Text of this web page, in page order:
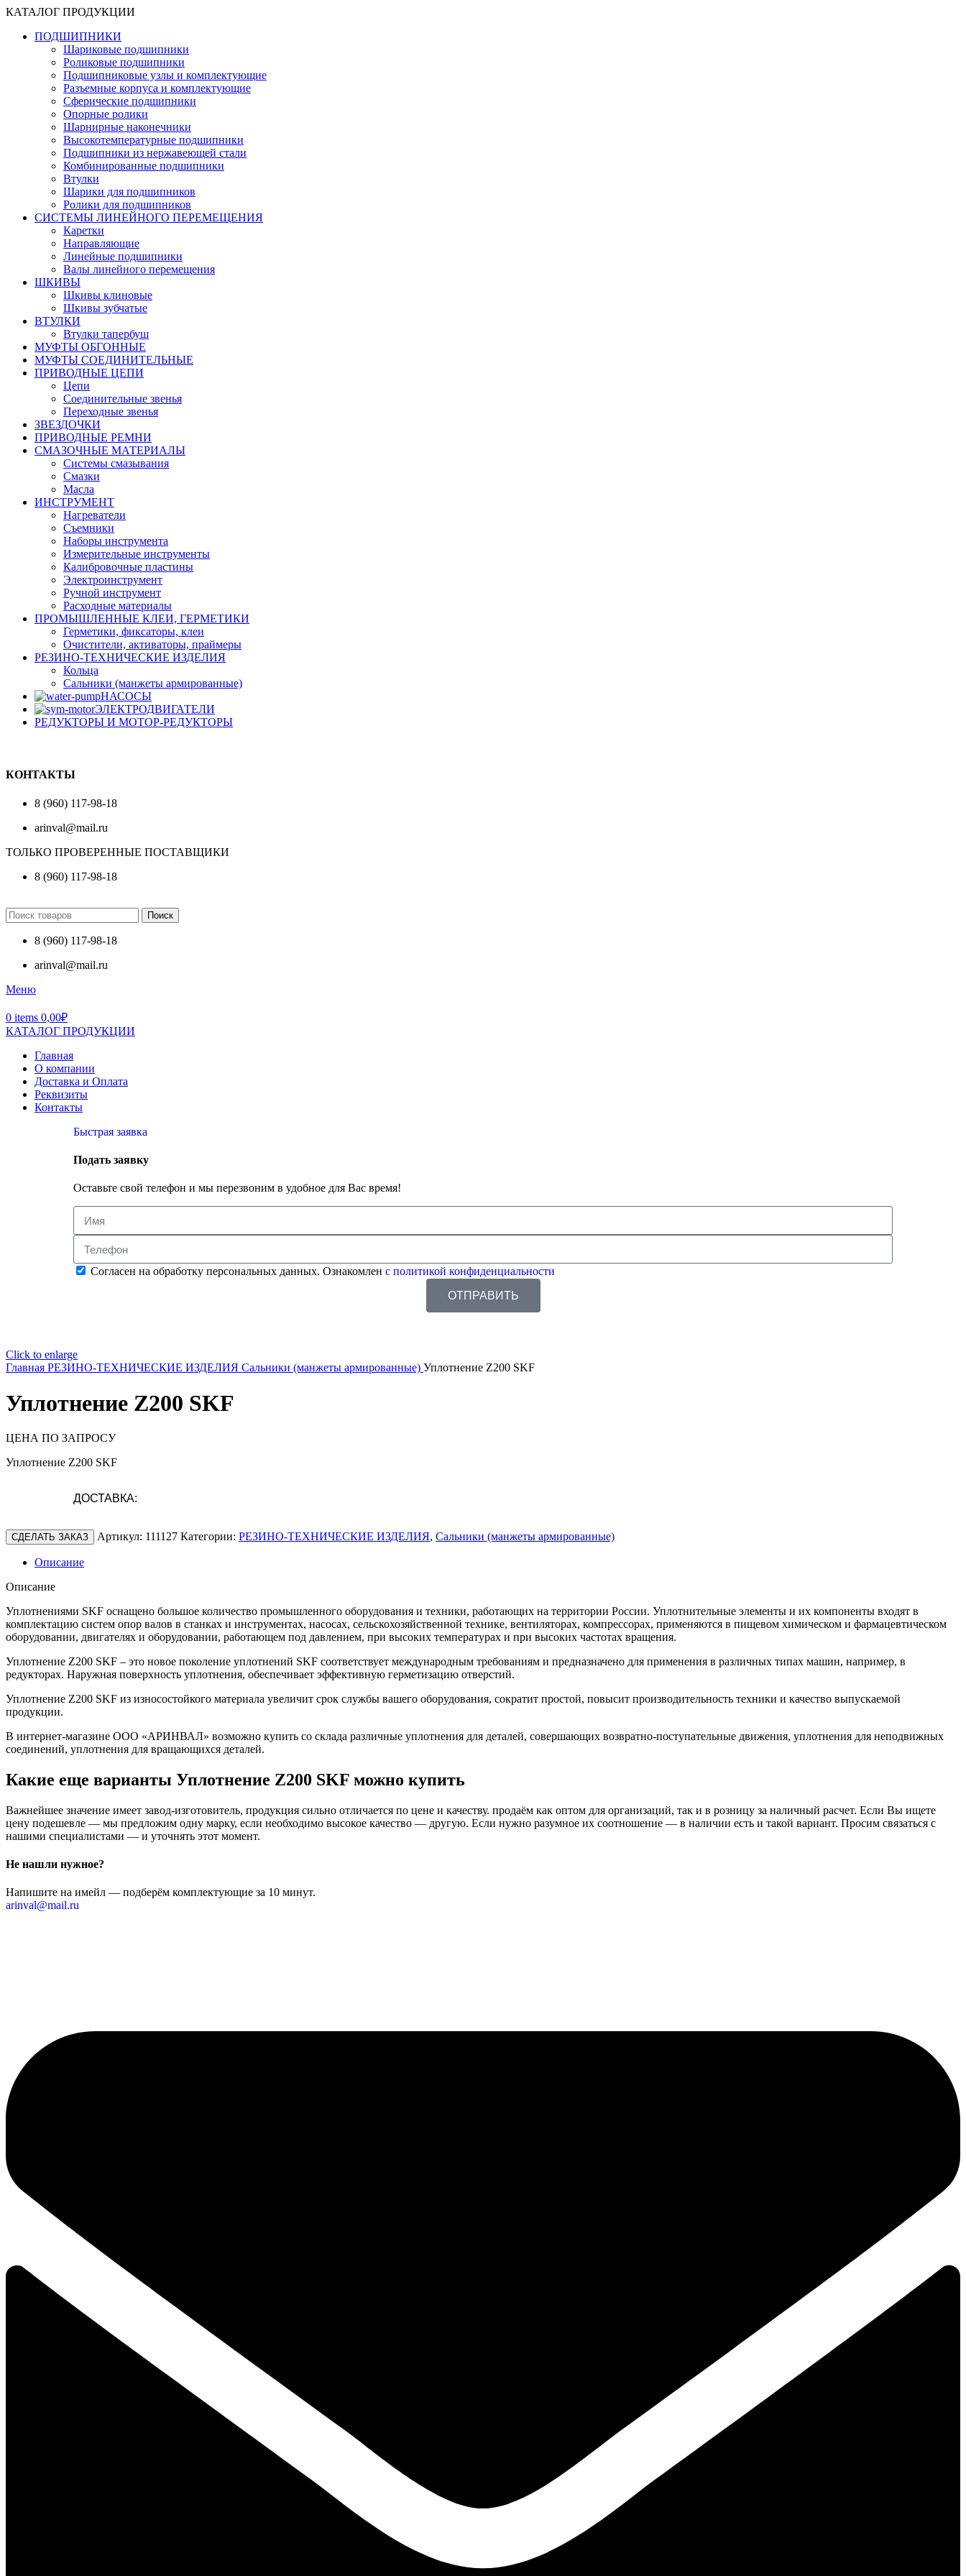
КАТАЛОГ ПРОДУКЦИИ
ПОДШИПНИКИ
Шариковые подшипники
Роликовые подшипники
Подшипниковые узлы и комплектующие
Разъемные корпуса и комплектующие
Сферические подшипники
Опорные ролики
Шарнирные наконечники
Высокотемпературные подшипники
Подшипники из нержавеющей стали
Комбинированные подшипники
Втулки
Шарики для подшипников
Ролики для подшипников
СИСТЕМЫ ЛИНЕЙНОГО ПЕРЕМЕЩЕНИЯ
Каретки
Направляющие
Линейные подшипники
Валы линейного перемещения
ШКИВЫ
Шкивы клиновые
Шкивы зубчатые
ВТУЛКИ
Втулки тапербуш
МУФТЫ ОБГОННЫЕ
МУФТЫ СОЕДИНИТЕЛЬНЫЕ
ПРИВОДНЫЕ ЦЕПИ
Цепи
Соединительные звенья
Переходные звенья
ЗВЕЗДОЧКИ
ПРИВОДНЫЕ РЕМНИ
СМАЗОЧНЫЕ МАТЕРИАЛЫ
Системы смазывания
Смазки
Масла
ИНСТРУМЕНТ
Нагреватели
Съемники
Наборы инструмента
Измерительные инструменты
Калибровочные пластины
Электроинструмент
Ручной инструмент
Расходные материалы
ПРОМЫШЛЕННЫЕ КЛЕИ, ГЕРМЕТИКИ
Герметики, фиксаторы, клеи
Очистители, активаторы, праймеры
РЕЗИНО-ТЕХНИЧЕСКИЕ ИЗДЕЛИЯ
Кольца
Сальники (манжеты армированные)
НАСОСЫ
ЭЛЕКТРОДВИГАТЕЛИ
РЕДУКТОРЫ И МОТОР-РЕДУКТОРЫ
КОНТАКТЫ
8 (960) 117-98-18
arinval@mail.ru
ТОЛЬКО ПРОВЕРЕННЫЕ ПОСТАВЩИКИ
8 (960) 117-98-18
Поиск
8 (960) 117-98-18
arinval@mail.ru
Меню
0 items 0,00₽
КАТАЛОГ ПРОДУКЦИИ
Главная
О компании
Доставка и Оплата
Реквизиты
Контакты
Быстрая заявка
Подать заявку
Оставьте свой телефон и мы перезвоним в удобное для Вас время!
Согласен на обработку персональных данных. Ознакомлен с политикой конфиденциальности
ОТПРАВИТЬ
Click to enlarge
Главная РЕЗИНО-ТЕХНИЧЕСКИЕ ИЗДЕЛИЯ Сальники (манжеты армированные) Уплотнение Z200 SKF
Уплотнение Z200 SKF
ЦЕНА ПО ЗАПРОСУ
Уплотнение Z200 SKF
ДОСТАВКА:
СДЕЛАТЬ ЗАКАЗ Артикул: 111127 Категории: РЕЗИНО-ТЕХНИЧЕСКИЕ ИЗДЕЛИЯ, Сальники (манжеты армированные)
Описание
Описание
Уплотнениями SKF оснащено большое количество промышленного оборудования и техники, работающих на территории России. Уплотнительные элементы и их компоненты входят в
комплектацию систем опор валов в станках и инструментах, насосах, сельскохозяйственной технике, вентиляторах, компрессорах, применяются в пищевом химическом и фармацевтическом
оборудовании, двигателях и оборудовании, работающем под давлением, при высоких температурах и при высоких частотах вращения.
Уплотнение Z200 SKF – это новое поколение уплотнений SKF соответствует международным требованиям и предназначено для применения в различных типах машин, например, в
редукторах. Наружная поверхность уплотнения, обеспечивает эффективную герметизацию отверстий.
Уплотнение Z200 SKF из износостойкого материала увеличит срок службы вашего оборудования, сократит простой, повысит производительность техники и качество выпускаемой
продукции.
В интернет-магазине ООО «АРИНВАЛ» возможно купить со склада различные уплотнения для деталей, совершающих возвратно-поступательные движения, уплотнения для неподвижных
соединений, уплотнения для вращающихся деталей.
Какие еще варианты Уплотнение Z200 SKF можно купить
Важнейшее значение имеет завод-изготовитель, продукция сильно отличается по цене и качеству. продаём как оптом для организаций, так и в розницу за наличный расчет. Если Вы ищете
цену подешевле — мы предложим одну марку, если необходимо высокое качество — другую. Если нужно разумное их соотношение — в наличии есть и такой вариант. Просим связаться с
нашими специалистами — и уточнять этот момент.
Не нашли нужное?
Напишите на имейл — подберём комплектующие за 10 минут.
arinval@mail.ru